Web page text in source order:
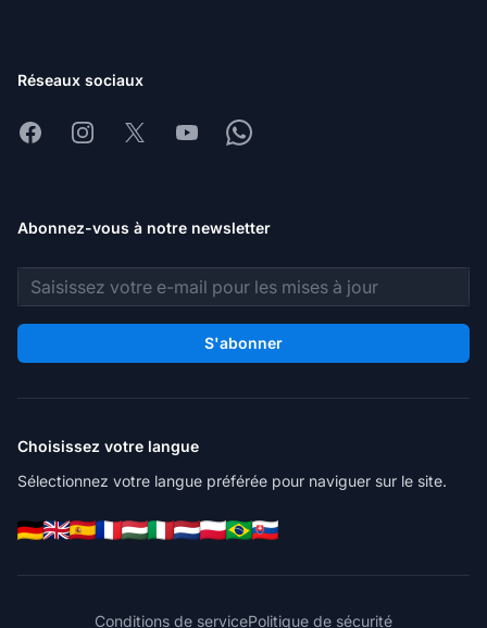
Réseaux sociaux
FacebookInstagram
X YoutubeWhatsapp
Abonnez-vous à notre newsletter
Adresse e-mail
S'abonner
Choisissez votre langue
Sélectionnez votre langue préférée pour naviguer sur le site.
Conditions de servicePolitique de sécurité